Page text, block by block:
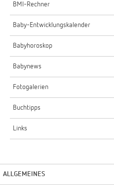
BMI-Rechner
Baby-Entwicklungskalender
Babyhoroskop
Babynews
Fotogalerien
Buchtipps
Links
ALLGEMEINES